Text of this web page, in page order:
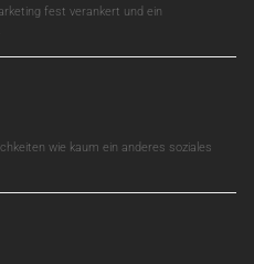
fest verankert und ein
wie kaum ein anderes soziales